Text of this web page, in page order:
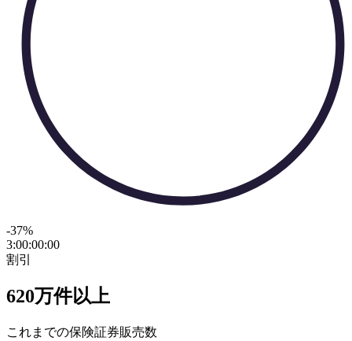
-37%
3:00:00:00
割引
620万件以上
これまでの保険証券販売数